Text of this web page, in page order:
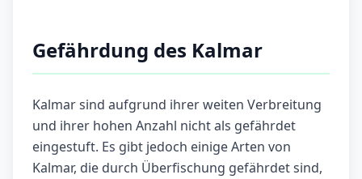
Gefährdung des Kalmar
Kalmar sind aufgrund ihrer weiten Verbreitung
und ihrer hohen Anzahl nicht als gefährdet
eingestuft. Es gibt jedoch einige Arten von
Kalmar, die durch Überfischung gefährdet sind,